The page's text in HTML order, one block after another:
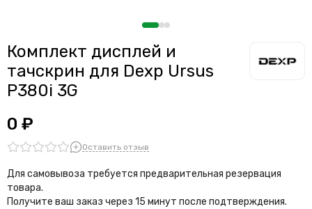
Комплект дисплей и
тачскрин для Dexp Ursus
P380i 3G
0 ₽
Оставить отзыв
Для самовывоза требуется предварительная резервация
товара.
Получите ваш заказ через 15 минут после подтверждения.